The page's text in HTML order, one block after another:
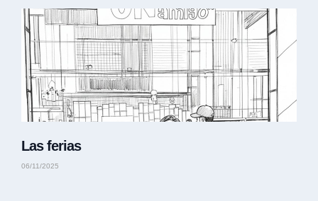
Las ferias
06/11/2025